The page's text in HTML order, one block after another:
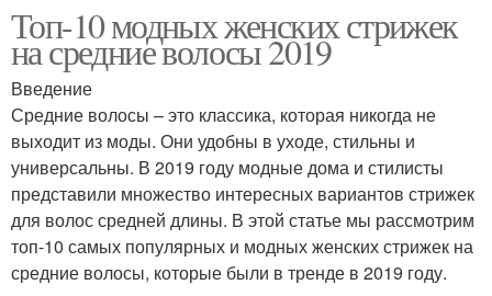
Топ-10 модных женских стрижек
на средние волосы 2019
Введение
Средние волосы – это классика, которая никогда не
выходит из моды. Они удобны в уходе, стильны и
универсальны. В 2019 году модные дома и стилисты
представили множество интересных вариантов стрижек
для волос средней длины. В этой статье мы рассмотрим
топ-10 самых популярных и модных женских стрижек на
средние волосы, которые были в тренде в 2019 году.